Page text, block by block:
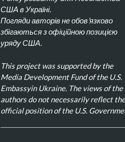
США в Україні.
Погляди авторів не обов’язково
збігаються з офіційною позицією
уряду США.
This project was supported by the
Media Development Fund of the U.S.
Embassyin Ukraine. The views of the
authors do not necessarily reflect the
official position of the U.S.